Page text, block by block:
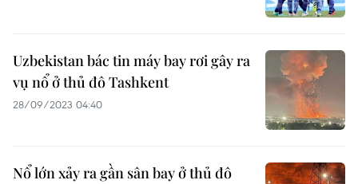
Uzbekistan bác tin máy bay rơi gây ra
vụ nổ ở thủ đô Tashkent
28/09/2023 04:40
Nổ lớn xảy ra gần sân bay ở thủ đô